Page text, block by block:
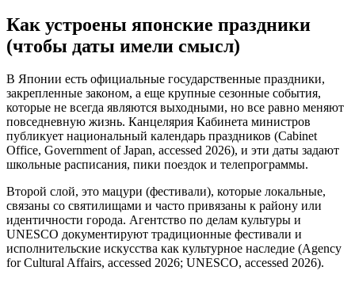
Как устроены японские праздники
(чтобы даты имели смысл)
В Японии есть официальные государственные праздники,
закрепленные законом, а еще крупные сезонные события,
которые не всегда являются выходными, но все равно меняют
повседневную жизнь. Канцелярия Кабинета министров
публикует национальный календарь праздников (Cabinet
Office, Government of Japan, accessed 2026), и эти даты задают
школьные расписания, пики поездок и телепрограммы.
Второй слой, это мацури (фестивали), которые локальные,
связаны со святилищами и часто привязаны к району или
идентичности города. Агентство по делам культуры и
UNESCO документируют традиционные фестивали и
исполнительские искусства как культурное наследие (Agency
for Cultural Affairs, accessed 2026; UNESCO, accessed 2026).